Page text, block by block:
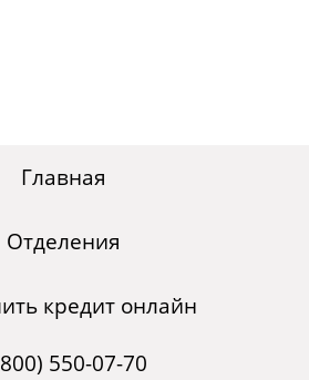
Главная
Отделения
кредит онлайн
550-07-70